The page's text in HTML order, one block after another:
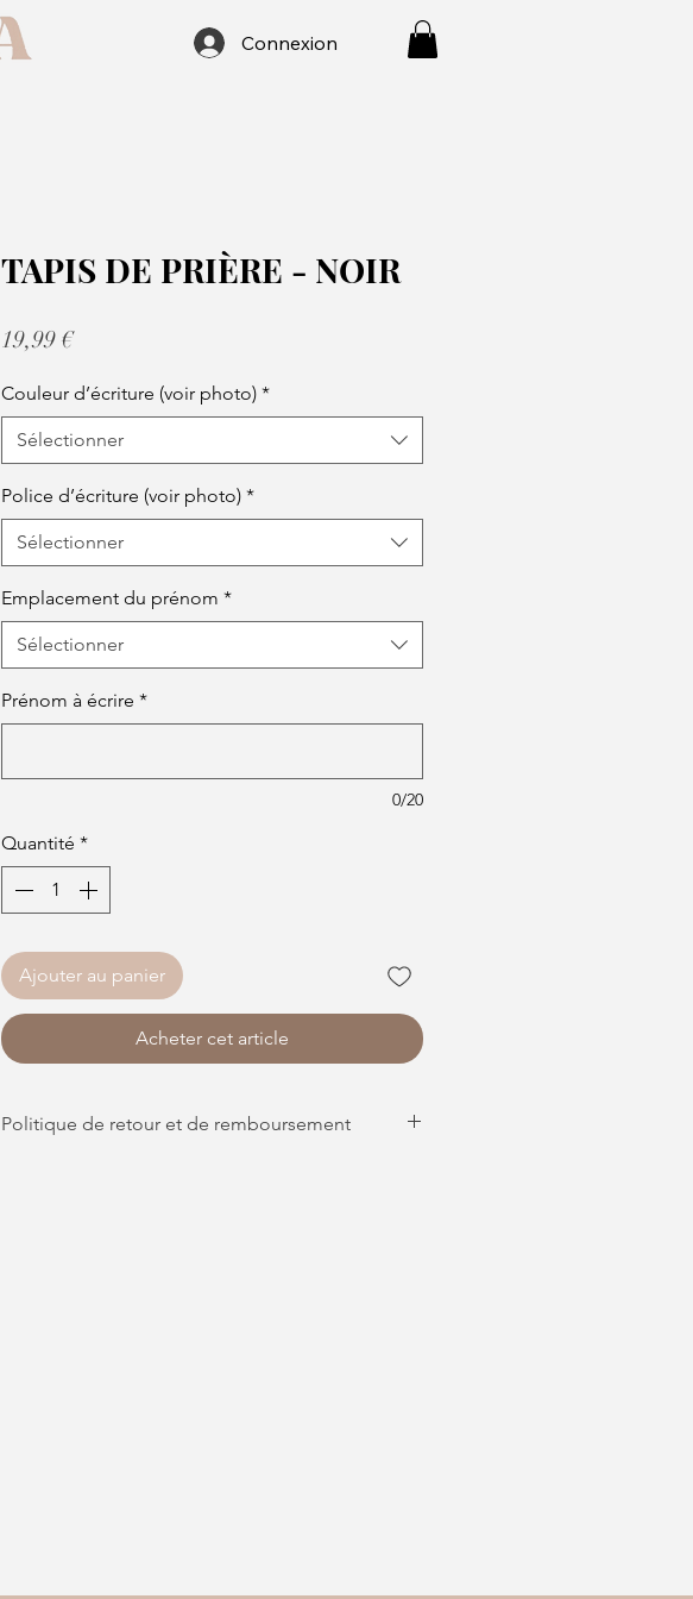
Connexion
TAPIS DE PRIÈRE - NOIR
19,99 €Prix
Couleur d’écriture (voir photo) *
Sélectionner
Police d’écriture (voir photo) *
Sélectionner
Emplacement du prénom *
Sélectionner
Prénom à écrire *
0/20
Quantité *
Ajouter au panier
Acheter cet article
Politique de retour et de remboursement